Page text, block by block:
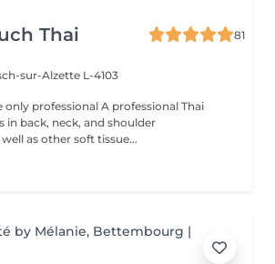
Thai
81
sur-Alzette L-4103
A professional Thai
in back, neck, and shoulder
as other soft tissue...